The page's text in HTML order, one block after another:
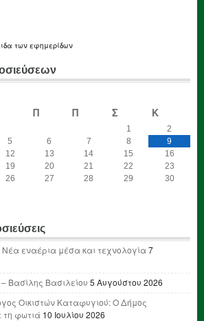
των εφημερίδων
Π Π Σ Κ
1
2
5 6 7 8
9
12 13 14 15
16
19 20 21 22
23
26 27 28 29
30
Νέα εναέρια μέσα και τεχνολογία7
Βασίλης Βασιλείου 5 Αυγούστου 2026
Οικιστών Καταφυγιού: Ο Δήμος
τη φωτιά 10 Ιουλίου 2026